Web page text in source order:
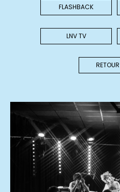
FLASHBACK
LNV TV